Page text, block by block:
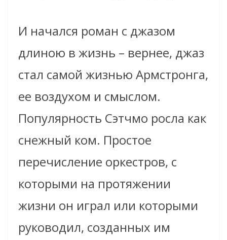
И начался роман с джазом
длиною в жизнь – вернее, джаз
стал самой жизнью Армстронга,
ее воздухом и смыслом.
Популярность Сэтчмо росла как
снежный ком. Простое
перечисление оркестров, с
которыми на протяжении
жизни он играл или которыми
руководил, созданных им